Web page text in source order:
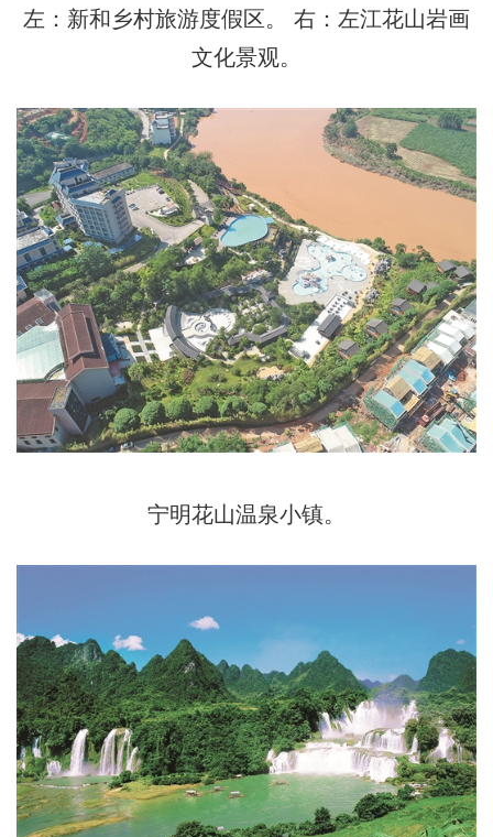
左：新和乡村旅游度假区。 右：左江花山岩画
文化景观。
宁明花山温泉小镇。